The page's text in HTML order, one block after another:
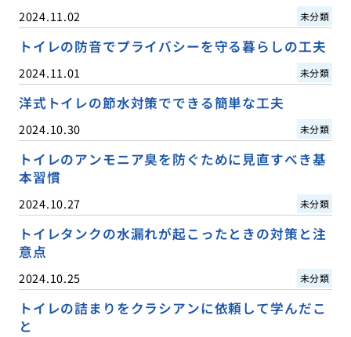
2024.11.02 未分類
トイレの防音でプライバシーを守る暮らしの工夫
2024.11.01 未分類
洋式トイレの節水対策でできる簡単な工夫
2024.10.30 未分類
トイレのアンモニア臭を防ぐために見直すべき基
本習慣
2024.10.27 未分類
トイレタンクの水漏れが起こったときの対策と注
意点
2024.10.25 未分類
トイレの詰まりをクラシアンに依頼して学んだこ
と